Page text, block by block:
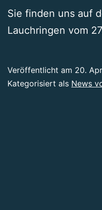
Sie finden uns auf
Lauchringen vom
Veröffentlicht am 20.
Kategorisiert als News